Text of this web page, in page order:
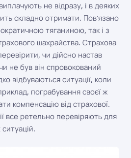
не відразу, і в деяких
складно отримати. Пов'язано
тяганиною, так і з
шахрайства. Страхова
чи дійсно настав
не був він спровокований
відбуваються ситуації, коли
пограбування своєї ж
компенсацію від страхової.
все ретельно перевіряють для